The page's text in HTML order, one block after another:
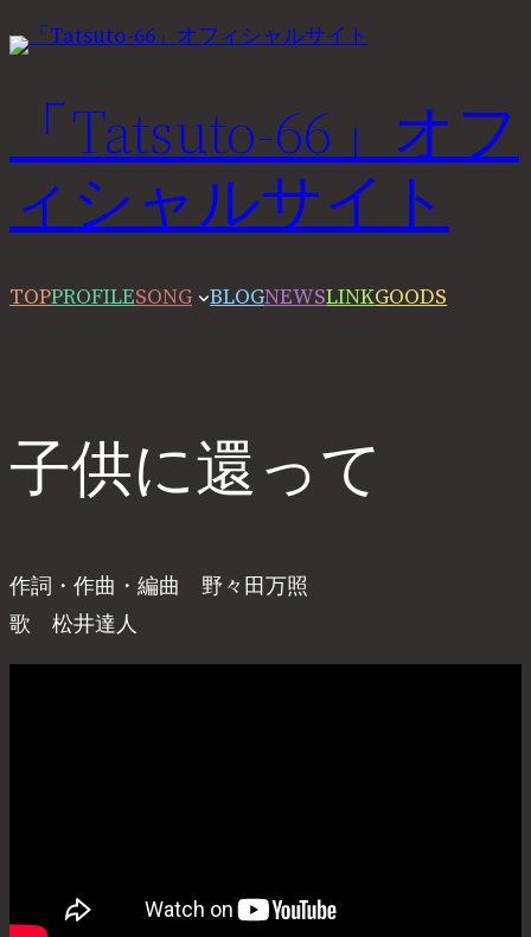
容
ッ
「Tatsuto-66」オフ
ィシャルサイト
TOPPROFILESONG BLOGNEWSLINKGOODS
子供に還って
作詞・作曲・編曲 野々田万照
歌 松井達人